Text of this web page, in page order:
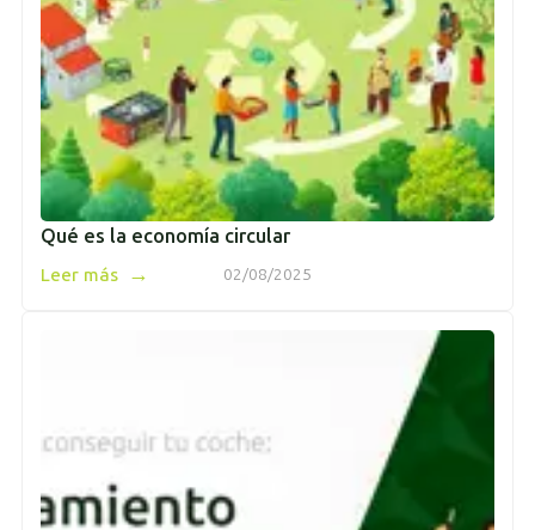
Qué es la economía circular
02/08/2025
Leer más →